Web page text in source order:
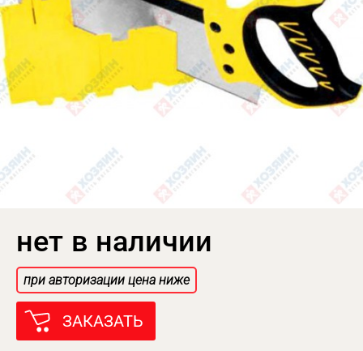
нет в наличии
при авторизации цена ниже
ЗАКАЗАТЬ